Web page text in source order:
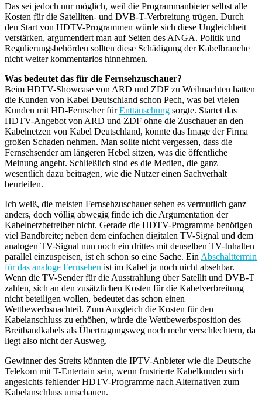
Das sei jedoch nur möglich, weil die Programmanbieter selbst alle
Kosten für die Satelliten- und DVB-T-Verbreitung trügen. Durch
den Start von HDTV-Programmen würde sich diese Ungleichheit
verstärken, argumentiert man auf Seiten des ANGA. Politik und
Regulierungsbehörden sollten diese Schädigung der Kabelbranche
nicht weiter kommentarlos hinnehmen.
Was bedeutet das für die Fernsehzuschauer?
Beim HDTV-Showcase von ARD und ZDF zu Weihnachten hatten
die Kunden von Kabel Deutschland schon Pech, was bei vielen
Kunden mit HD-Fernseher fürEnttäuschung sorgte. Startet das
HDTV-Angebot von ARD und ZDF ohne die Zuschauer an den
Kabelnetzen von Kabel Deutschland, könnte das Image der Firma
großen Schaden nehmen. Man sollte nicht vergessen, dass die
Fernsehsender am längeren Hebel sitzen, was die öffentliche
Meinung angeht. Schließlich sind es die Medien, die ganz
wesentlich dazu beitragen, wie die Nutzer einen Sachverhalt
beurteilen.
Ich weiß, die meisten Fernsehzuschauer sehen es vermutlich ganz
anders, doch völlig abwegig finde ich die Argumentation der
Kabelnetzbetreiber nicht. Gerade die HDTV-Programme benötigen
viel Bandbreite; neben dem einfachen digitalen TV-Signal und dem
analogen TV-Signal nun noch ein drittes mit denselben TV-Inhalten
parallel einzuspeisen, ist eh schon so eine Sache. Ein Abschalttermin
für das analoge Fernsehen ist im Kabel ja noch nicht absehbar.
Wenn die TV-Sender für die Ausstrahlung über Satellit und DVB-T
zahlen, sich an den zusätzlichen Kosten für die Kabelverbreitung
nicht beteiligen wollen, bedeutet das schon einen
Wettbewerbsnachteil. Zum Ausgleich die Kosten für den
Kabelanschluss zu erhöhen, würde die Wettbewerbsposition des
Breitbandkabels als Übertragungsweg noch mehr verschlechtern, da
liegt also nicht der Ausweg.
Gewinner des Streits könnten die IPTV-Anbieter wie die Deutsche
Telekom mit T-Entertain sein, wenn frustrierte Kabelkunden sich
angesichts fehlender HDTV-Programme nach Alternativen zum
Kabelanschluss umschauen.